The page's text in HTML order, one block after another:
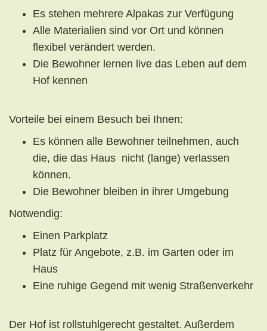
Es stehen mehrere Alpakas zur Verfügung
Alle Materialien sind vor Ort und können
flexibel verändert werden.
Die Bewohner lernen live das Leben auf dem
Hof kennen
Vorteile bei einem Besuch bei Ihnen:
Es können alle Bewohner teilnehmen, auch
die, die das Haus nicht (lange) verlassen
können.
Die Bewohner bleiben in ihrer Umgebung
Notwendig:
Einen Parkplatz
Platz für Angebote, z.B. im Garten oder im
Haus
Eine ruhige Gegend mit wenig Straßenverkehr
Der Hof ist rollstuhlgerecht gestaltet. Außerdem